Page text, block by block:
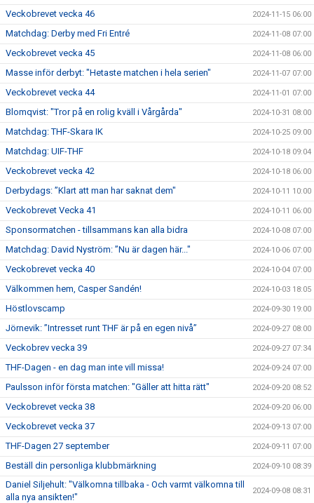
Veckobrevet vecka 46 2024-11-15 06:00
Matchdag: Derby med Fri Entré 2024-11-08 07:00
Veckobrevet vecka 45 2024-11-08 06:00
Masse inför derbyt: "Hetaste matchen i hela serien" 2024-11-07 07:00
Veckobrevet vecka 44 2024-11-01 07:00
Blomqvist: "Tror på en rolig kväll i Vårgårda" 2024-10-31 08:00
Matchdag: THF-Skara IK 2024-10-25 09:00
Matchdag: UIF-THF 2024-10-18 09:04
Veckobrevet vecka 42 2024-10-18 06:00
Derbydags: ”Klart att man har saknat dem" 2024-10-11 10:00
Veckobrevet Vecka 41 2024-10-11 06:00
Sponsormatchen - tillsammans kan alla bidra 2024-10-08 07:00
Matchdag: David Nyström: ”Nu är dagen här..." 2024-10-06 07:00
Veckobrevet vecka 40 2024-10-04 07:00
Välkommen hem, Casper Sandén! 2024-10-03 18:05
Höstlovscamp 2024-09-30 19:00
Jörnevik: ”Intresset runt THF är på en egen nivå” 2024-09-27 08:00
Veckobrev vecka 39 2024-09-27 07:34
THF-Dagen - en dag man inte vill missa! 2024-09-24 07:00
Paulsson inför första matchen: "Gäller att hitta rätt" 2024-09-20 08:52
Veckobrevet vecka 38 2024-09-20 06:00
Veckobrevet vecka 37 2024-09-13 07:00
THF-Dagen 27 september 2024-09-11 07:00
Beställ din personliga klubbmärkning 2024-09-10 08:39
Daniel Siljehult: "Välkomna tillbaka - Och varmt välkomna till
alla nya ansikten!"
2024-09-08 08:31